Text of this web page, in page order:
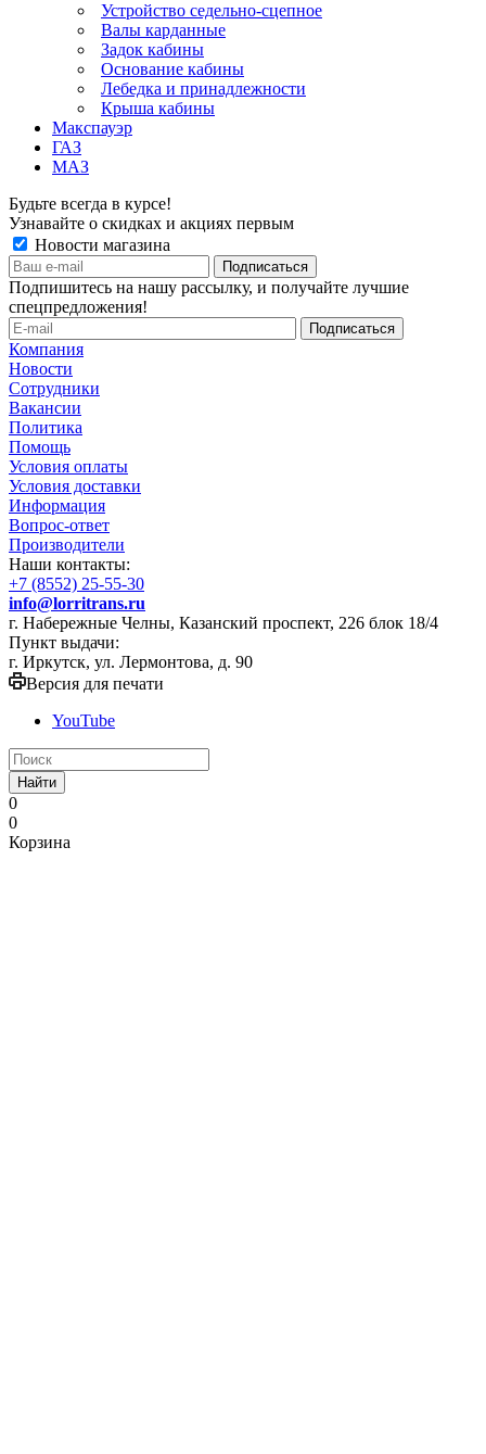
Устройство седельно-сцепное
Валы карданные
Задок кабины
Основание кабины
Лебедка и принадлежности
Крыша кабины
Макспауэр
ГАЗ
МАЗ
Будьте всегда в курсе!
Узнавайте о скидках и акциях первым
Новости магазина
Подпишитесь на нашу рассылку, и получайте лучшие
спецпредложения!
Компания
Новости
Сотрудники
Вакансии
Политика
Помощь
Условия оплаты
Условия доставки
Информация
Вопрос-ответ
Производители
Наши контакты:
+7 (8552) 25-55-30
info@lorritrans.ru
г. Набережные Челны, Казанский проспект, 226 блок 18/4
Пункт выдачи:
г. Иркутск, ул. Лермонтова, д. 90
Версия для печати
YouTube
Найти
0
0
Корзина